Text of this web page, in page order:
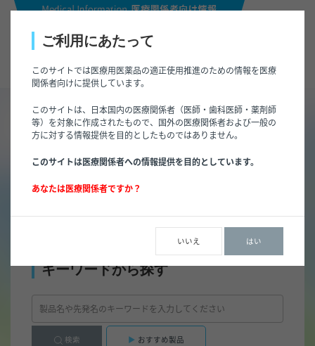
トップページ/製品一覧
製品一覧
キーワードから
50音から探す
薬効分類から探
す
使用期限を調べ
る
キーワードから探す
検索 おすすめ製品
ご利用にあたって
このサイトでは医療用医薬品の適正使用推進のための情報を医療
関係者向けに提供しています。
このサイトは、日本国内の医療関係者（医師・歯科医師・薬剤師
等）を対象に作成されたもので、国外の医療関係者および一般の
方に対する情報提供を目的としたものではありません。
このサイトは医療関係者への情報提供を目的としています。
あなたは医療関係者ですか？
いいえ はい